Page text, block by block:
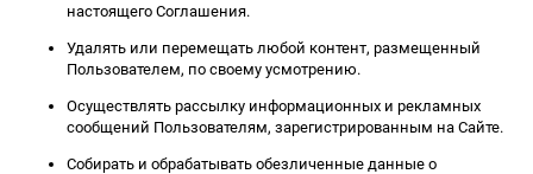
настоящего Соглашения.
Удалять или перемещать любой контент, размещенный
Пользователем, по своему усмотрению.
Осуществлять рассылку информационных и рекламных
сообщений Пользователям, зарегистрированным на Сайте.
Собирать и обрабатывать обезличенные данные о